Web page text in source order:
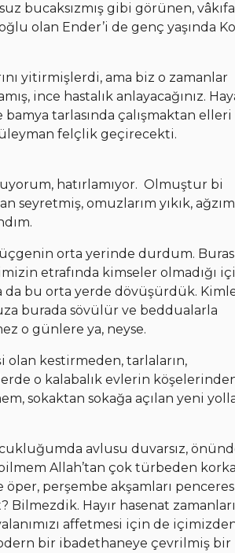
bucaksızmış gibi görünen, vâkıfa
olan Ender’i de genç yaşında
yitirmişlerdi, ama biz o zamanlar
ince hastalık anlayacağınız.
tarlasında çalışmaktan elleri
felçlik geçirecekti.
hatırlamıyor. Olmuştur bi
seyretmiş, omuzlarım yıkık,
orta yerinde durdum.
etrafında kimseler olmadığı
da bu orta yerde dövüşürdük.
burada sövülür ve beddualarla
o günlere ya, neyse.
olan kestirmeden, tarlaların,
o kalabalık evlerin
sokaktan sokağa açılan yeni
avlusu duvarsız,
bilmem Allah’tan çok türbeden
öper, perşembe akşamları
Hayır hasenat zamanları
affetmesi için de
bir ibadethaneye çevrilmiş bir